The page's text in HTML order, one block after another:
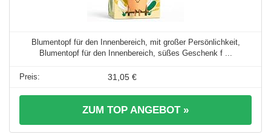
Blumentopf für den Innenbereich, mit großer Persönlichkeit,
Blumentopf für den Innenbereich, süßes Geschenk f ...
31,05 €
ZUM TOP ANGEBOT »